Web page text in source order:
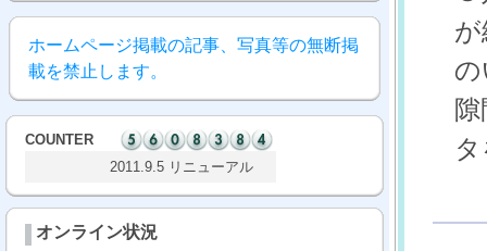
ホームページ掲載の記事、写真等の無断掲
載を禁止します。
COUNTER
2011.9.5 リニューアル
オンライン状況